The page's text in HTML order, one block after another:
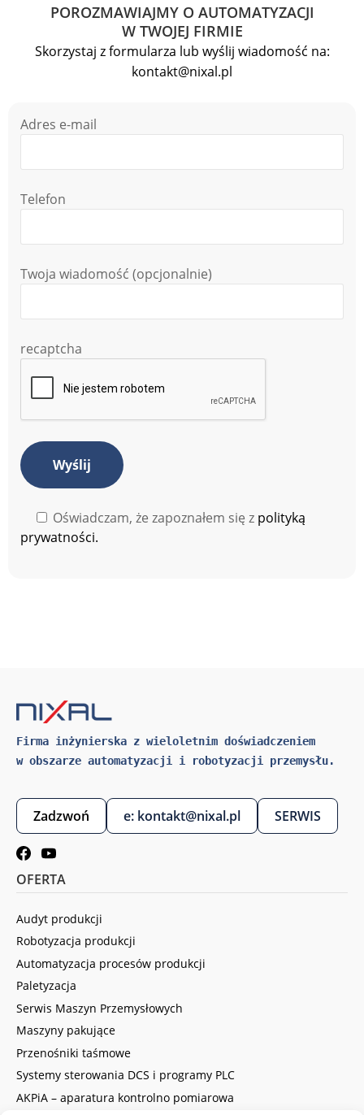
POROZMAWIAJMY O AUTOMATYZACJI
W TWOJEJ FIRMIE
Skorzystaj z formularza lub wyślij wiadomość na:
kontakt@nixal.pl
Adres e-mail
Telefon
Twoja wiadomość (opcjonalnie)
recaptcha
Oświadczam, że zapoznałem się z polityką
prywatności.
Firma inżynierska z wieloletnim doświadczeniem
w obszarze automatyzacji i robotyzacji przemysłu.
Zadzwoń e: kontakt@nixal.pl SERWIS
OFERTA
Audyt produkcji
Robotyzacja produkcji
Automatyzacja procesów produkcji
Paletyzacja
Serwis Maszyn Przemysłowych
Maszyny pakujące
Przenośniki taśmowe
Systemy sterowania DCS i programy PLC
AKPiA – aparatura kontrolno pomiarowa